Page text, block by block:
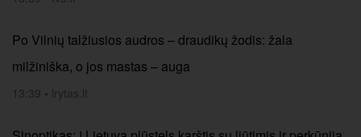
Po Vilnių talžiusios audros – draudikų žodis: žala
milžiniška, o jos mastas – auga
13:39 • lrytas.lt